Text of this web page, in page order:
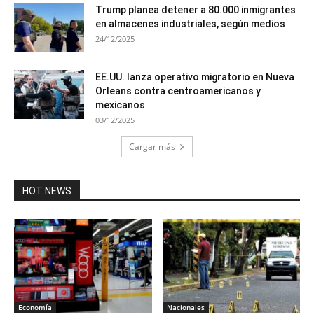
Trump planea detener a 80.000 inmigrantes
en almacenes industriales, según medios
24/12/2025
EE.UU. lanza operativo migratorio en Nueva
Orleans contra centroamericanos y
mexicanos
03/12/2025
Cargar más
HOT NEWS
Economía Nacionales